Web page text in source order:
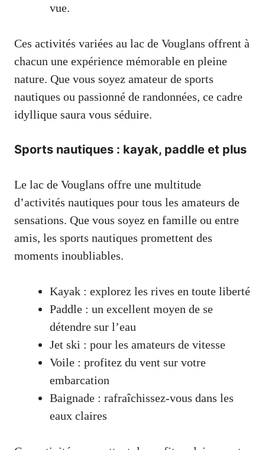
vue.
Ces activités variées au lac de Vouglans offrent à
chacun une expérience mémorable en pleine
nature. Que vous soyez amateur de sports
nautiques ou passionné de randonnées, ce cadre
idyllique saura vous séduire.
Sports nautiques : kayak, paddle et plus
Le lac de Vouglans offre une multitude
d’activités nautiques pour tous les amateurs de
sensations. Que vous soyez en famille ou entre
amis, les sports nautiques promettent des
moments inoubliables.
Kayak : explorez les rives en toute liberté
Paddle : un excellent moyen de se
détendre sur l’eau
Jet ski : pour les amateurs de vitesse
Voile : profitez du vent sur votre
embarcation
Baignade : rafraîchissez-vous dans les
eaux claires